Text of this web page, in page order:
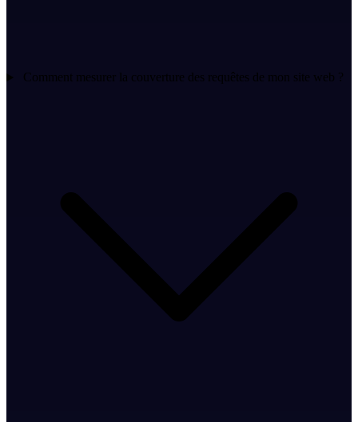
Comment mesurer la couverture des requêtes de mon site web ?